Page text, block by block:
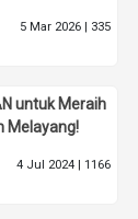
5 Mar 2026 | 335
untuk Meraih
Melayang!
4 Jul 2024 | 1166